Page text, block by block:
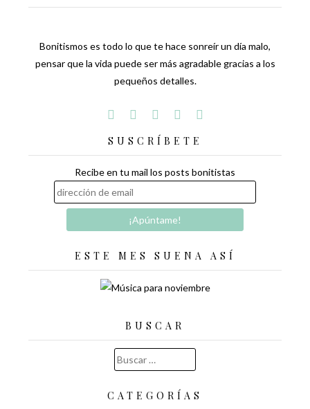
Bonitismos es todo lo que te hace sonreír un día malo,
pensar que la vida puede ser más agradable gracias a los
pequeños detalles.
SUSCRÍBETE
Recibe en tu mail los posts bonitistas
ESTE MES SUENA ASÍ
BUSCAR
Buscar:
CATEGORÍAS